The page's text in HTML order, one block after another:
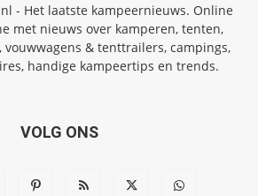
- Het laatste kampeernieuws. Online
met nieuws over kamperen, tenten,
vouwwagens & tenttrailers, campings,
handige kampeertips en trends.
VOLG ONS